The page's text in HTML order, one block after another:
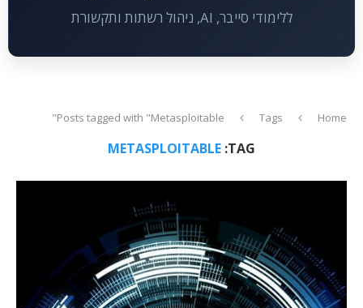
ללימודי סייבר, AI, ניהול רשתות ותקשורת
Home
Tags
Posts tagged with "Metasploitable"
TAG:
METASPLOITABLE